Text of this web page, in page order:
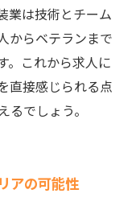
業は技術とチーム
からベテランまで
。これから求人に
直接感じられる点
でしょう。
アの可能性